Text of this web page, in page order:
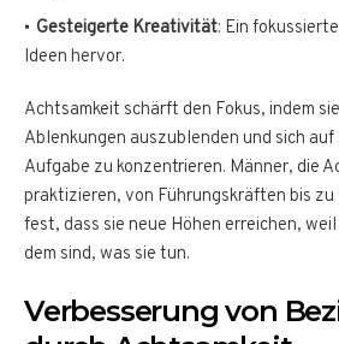
Gesteigerte Kreativität: Ein
Ideen hervor.
Achtsamkeit schärft den Fokus, indem
Ablenkungen auszublenden und sich
Aufgabe zu konzentrieren. Männer, die
praktizieren, von Führungskräften bis
fest, dass sie neue Höhen erreichen,
dem sind, was sie tun.
Verbesserung von